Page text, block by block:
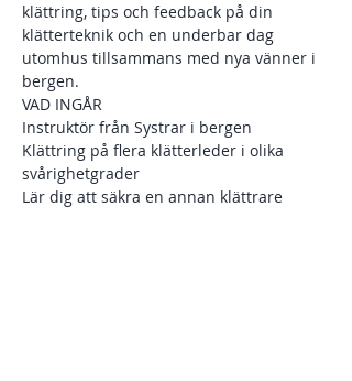
klättring, tips och feedback på din
klätterteknik och en underbar dag
utomhus tillsammans med nya vänner i
bergen.
VAD INGÅR
Instruktör från Systrar i bergen
Klättring på flera klätterleder i olika
svårighetgrader
Lär dig att säkra en annan klättrare